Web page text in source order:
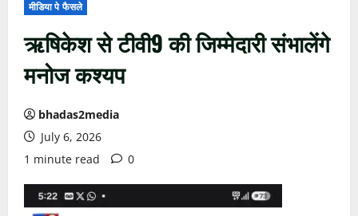
मीडिया पे फैसले
ऋषिकेश से टीवी9 की जिम्मेदारी संभालेंगे
मनोज कश्यप
bhadas2media
July 6, 2026
1 minute read
0